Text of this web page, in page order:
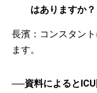
はありますか？
長濱：コンスタン
ます。
──資料によると